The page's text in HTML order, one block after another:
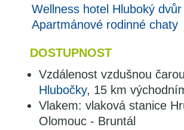
Wellness hotel Hluboký dvůr
Apartmánové rodinné chaty
DOSTUPNOST
Vzdálenost vzdušnou
Hlubočky, 15 km
Vlakem: vlaková stanice
Olomouc - Bruntál